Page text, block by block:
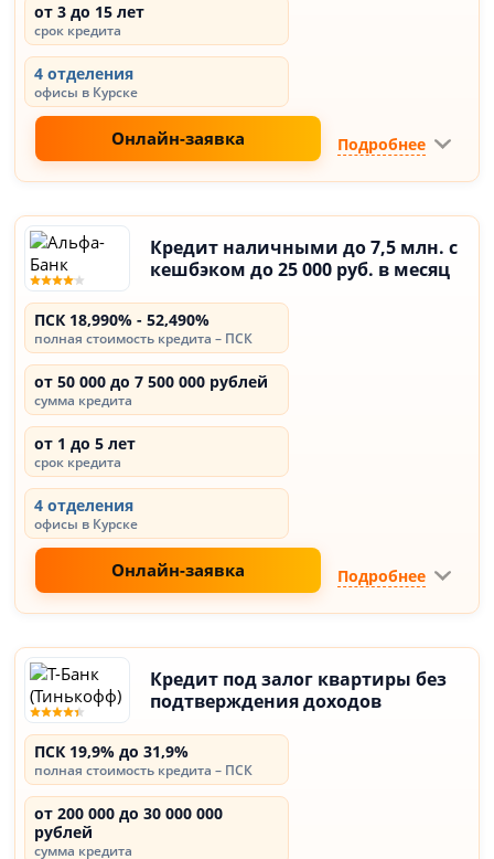
от 3 до 15 лет
срок кредита
4 отделения
офисы в Курске
Онлайн-заявка Подробнее
Кредит наличными до 7,5 млн. с
кешбэком до 25 000 руб. в месяц
ПСК 18,990% - 52,490%
полная стоимость кредита – ПСК
от 50 000 до 7 500 000 рублей
сумма кредита
от 1 до 5 лет
срок кредита
4 отделения
офисы в Курске
Онлайн-заявка Подробнее
Кредит под залог квартиры без
подтверждения доходов
ПСК 19,9% до 31,9%
полная стоимость кредита – ПСК
от 200 000 до 30 000 000
рублей
сумма кредита